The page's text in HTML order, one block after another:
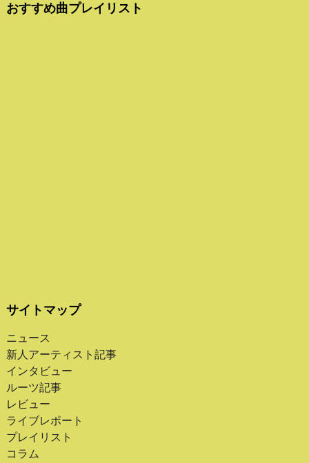
おすすめ曲プレイリスト
サイトマップ
ニュース
新人アーティスト記事
インタビュー
ルーツ記事
レビュー
ライブレポート
プレイリスト
コラム